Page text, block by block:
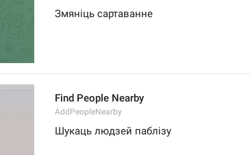
Змяніць сартаванне
Find People Nearby
AddPeopleNearby
Шукаць людзей паблізу